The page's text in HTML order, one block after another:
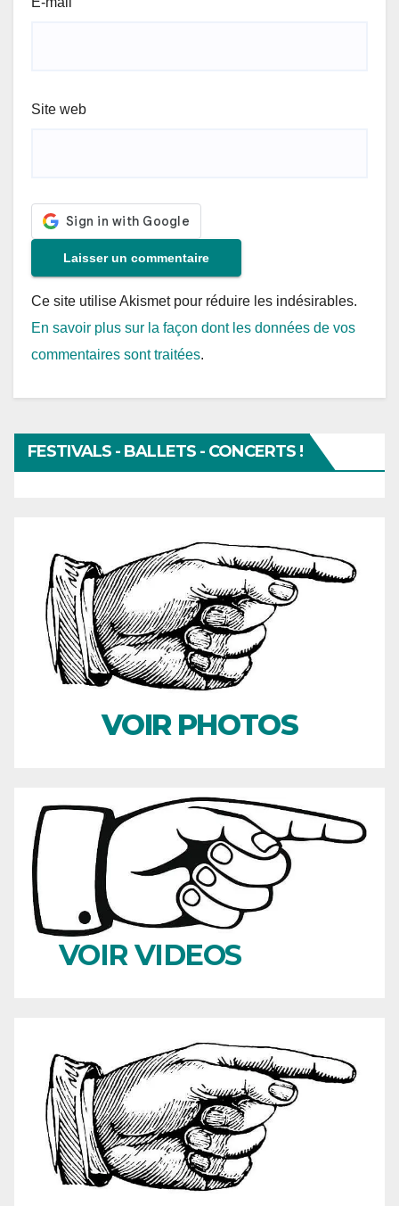
Site web
Ce site utilise Akismet pour réduire les indésirables.
En savoir plus sur la façon dont les données de vos
commentaires sont traitées.
FESTIVALS - BALLETS - CONCERTS !
VOIR PHOTOS
VOIR VIDEOS